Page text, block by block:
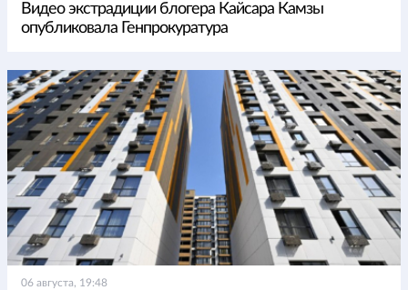
Видео экстрадиции блогера Кайсара Камзы
опубликовала Генпрокуратура
06 августа, 19:48